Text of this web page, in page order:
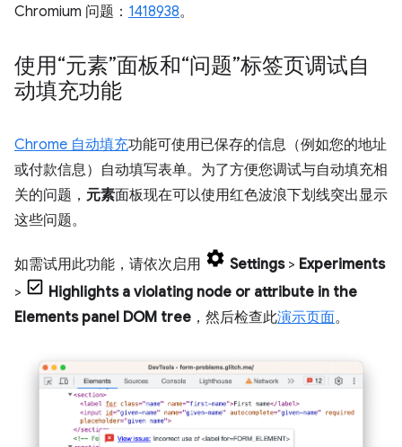
Chromium 问题： 1418938。
使用“元素”面板和“问题”标签页调试自
动填充功能
Chrome 自动填充功能可使用已保存的信息（例如您的地址
或付款信息）自动填写表单。为了方便您调试与自动填充相
关的问题， 元素面板现在可以使用红色波浪下划线突出显示
这些问题。
如需试用此功能，请依次启用 Settings> Experiments
>
Highlights a violating node or attribute in the
Elements panel DOM tree ，然后检查此演示页面。